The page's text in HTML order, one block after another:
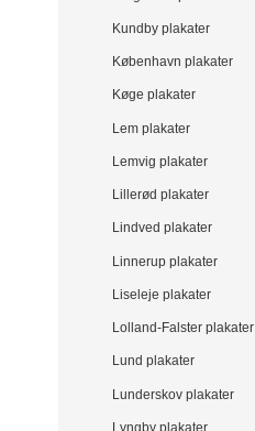
Kundby plakater
København plakater
Køge plakater
Lem plakater
Lemvig plakater
Lillerød plakater
Lindved plakater
Linnerup plakater
Liseleje plakater
Lolland-Falster plakater
Lund plakater
Lunderskov plakater
Lyngby plakater